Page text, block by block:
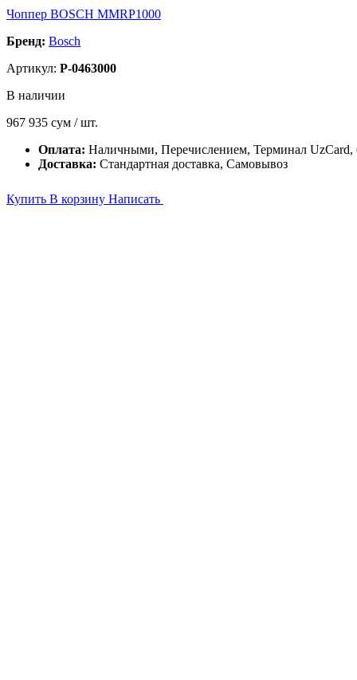
Чоппер BOSCH MMRP1000
Бренд: Bosch
Артикул: P-0463000
В наличии
967 935 сум / шт.
Оплата: Наличными, Перечислением, Терминал UzCard,
Доставка: Стандартная доставка, Самовывоз
Купить В корзину Написать